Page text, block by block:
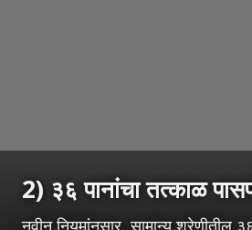
2) ३६ पानांचा तत्काळ